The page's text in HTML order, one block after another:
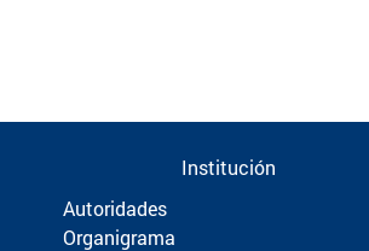
Institución
Autoridades
Organigrama